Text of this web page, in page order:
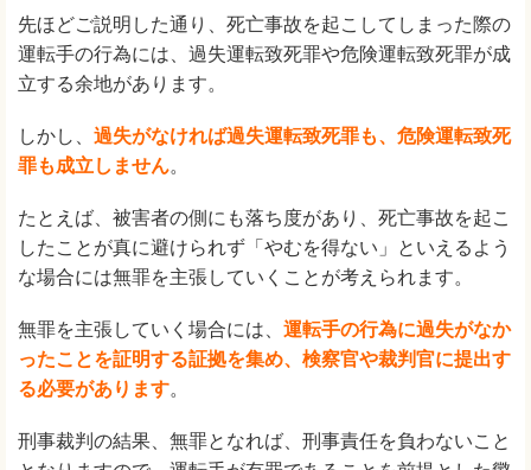
先ほどご説明した通り、死亡事故を起こしてしまった際の
運転手の行為には、過失運転致死罪や危険運転致死罪が成
立する余地があります。
しかし、 過失がなければ過失運転致死罪も、危険運転致死
罪も成立しません。
たとえば、被害者の側にも落ち度があり、死亡事故を起こ
したことが真に避けられず「やむを得ない」といえるよう
な場合には無罪を主張していくことが考えられます。
無罪を主張していく場合には、 運転手の行為に過失がなか
ったことを証明する証拠を集め、検察官や裁判官に提出す
る必要があります。
刑事裁判の結果、無罪となれば、刑事責任を負わないこと